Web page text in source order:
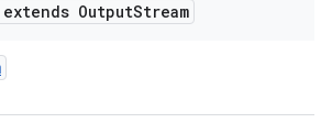
OutputStream